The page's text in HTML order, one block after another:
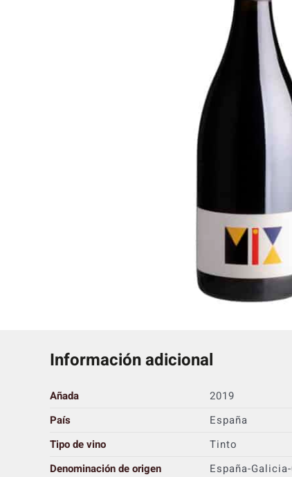
Información adicional
Añada
2019
País
España
Tipo de vino
Tinto
Denominación de origen
España-